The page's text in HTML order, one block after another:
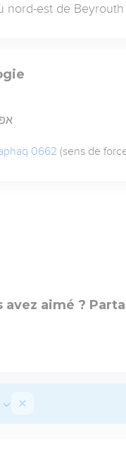
nord-est de Beyrouth
<
0662 (sens de
avez aimé ?